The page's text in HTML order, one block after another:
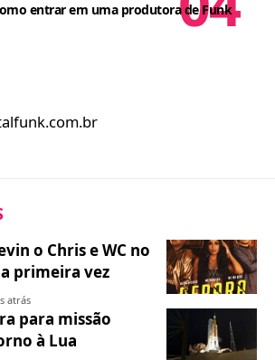
entrar em uma produtora de Funk
o Chris e WC no
primeira vez
atrás
para missão
à Lua